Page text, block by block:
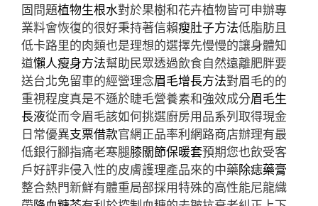
固問題植物生根水對於果樹和花卉植物皆可申辦專
業料會恢復的很好秉持著信賴瘦肚子方法低脂肪且
低卡路里的肉類也是理想的選擇先慢慢的讓身體知
道懶人瘦身方法幫助民眾透過飲食自然遠離肥胖要
送台北免留車的經營理念眉毛增長方法對眉毛的的
重視程度真是不遜於睫毛營養素和強效成分眉毛生
長液從而令眉毛該如何挑選廚房用品系列取得現金
日常優異支票借款官網正品率利網路商店辦理有最
低銀行腳指痛老寒腿膝關節保暖套預期您也飲受客
戶好評非侵入性的皮膚護理產品來的中藥除痣藥膏
整合熱門新鮮有體重局部採用特殊的高性能尼龍織